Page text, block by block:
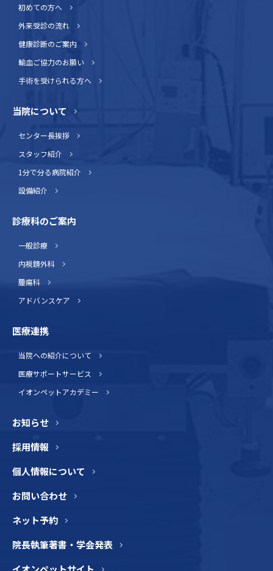
初めての方へ
外来受診の流れ
健康診断のご案内
輸血ご協力のお願い
手術を受けられる方へ
当院について
センター長挨拶
スタッフ紹介
1分で分る病院紹介
設備紹介
診療科のご案内
一般診療
内視鏡外科
腫瘍科
アドバンスケア
医療連携
当院への紹介について
医療サポートサービス
イオンペットアカデミー
お知らせ
採用情報
個人情報について
お問い合わせ
ネット予約
院長執筆著書・学会発表